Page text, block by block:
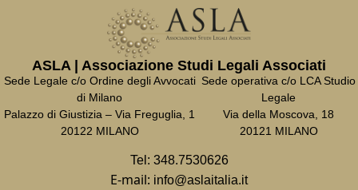
ASLA | Associazione Studi Legali Associati
Sede Legale c/o Ordine degli Avvocati
di Milano
Palazzo di Giustizia – Via Freguglia, 1
20122 MILANO
Sede operativa c/o LCA Studio
Legale
Via della Moscova, 18
20121 MILANO
Tel: 348.7530626
E-mail: info@aslaitalia.it